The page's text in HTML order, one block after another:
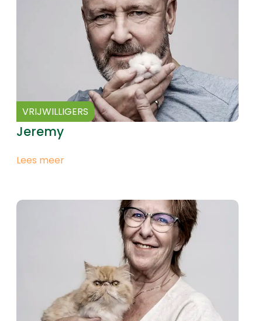
VRIJWILLIGERS
Jeremy
Lees meer